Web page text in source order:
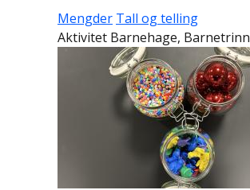
Mengder Tall og telling
Aktivitet Barnehage, Barnetrinn